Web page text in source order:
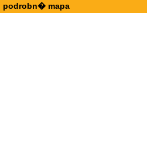
podrobn� mapa